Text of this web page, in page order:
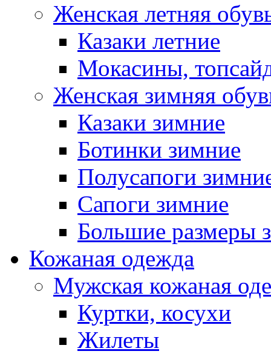
Женская летняя
Казаки летние
Мокасины,
Женская зимняя
Казаки зимние
Ботинки зимние
Полусапоги
Сапоги зимние
Большие размеры
Кожаная одежда
Мужская кожаная
Куртки, косухи
Жилеты